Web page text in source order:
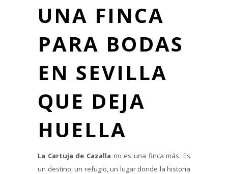
UNA FINCA
PARA BODAS
EN SEVILLA
QUE DEJA
HUELLA
La Cartuja de Cazalla no es una finca más. Es
un destino, un refugio, un lugar donde la historia